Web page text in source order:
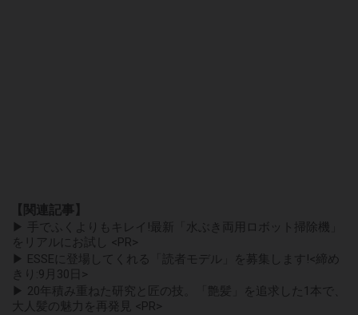
【関連記事】
▶ 手でふくよりもキレイ!最新「水ぶき両用ロボット掃除機」
をリアルにお試し <PR>
▶ ESSEに登場してくれる「読者モデル」を募集します!<締め
きり:9月30日>
▶ 20年積み重ねた研究と匠の技。「艶髪」を追求した1本で、
大人髪の魅力を再発見 <PR>